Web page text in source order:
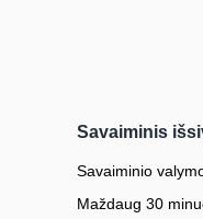
Savaiminis
Savaiminio
Maždaug 30